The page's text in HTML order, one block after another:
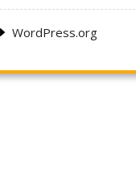
WordPress.org